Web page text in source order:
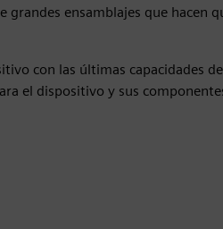
ensamblajes que hacen
con las últimas capacidades
el dispositivo y sus